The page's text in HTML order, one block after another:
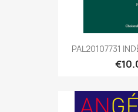
PAL20107731